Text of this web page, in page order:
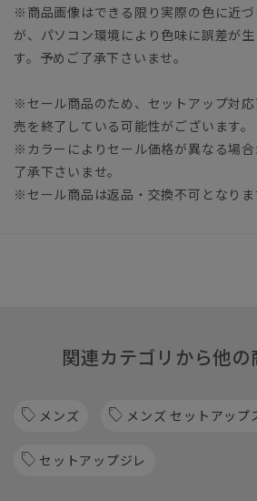
※商品画像はできる限り実際の色に近
が、パソコン環境により色味に誤差が
す。予めご了承下さいませ。
※セール商品のため、セットアップ対
売を終了している可能性がございます。
※カラーによりセール価格が異なる場
了承下さいませ。
※セール商品は返品・交換不可となりま
関連カテゴリから他の
メンズ メンズ セットアップ
セットアップジレ